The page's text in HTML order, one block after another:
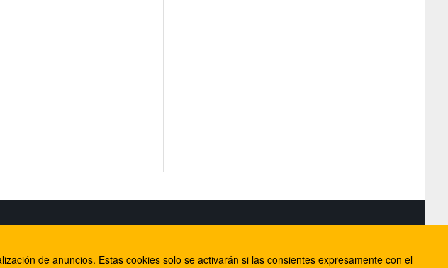
Internet Rural Mallorca
de anuncios. Estas cookies solo se activarán si las consientes expresamente con el